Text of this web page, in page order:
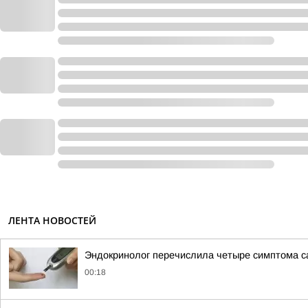
ЛЕНТА НОВОСТЕЙ
Эндокринолог перечислила четыре симптома
00:18